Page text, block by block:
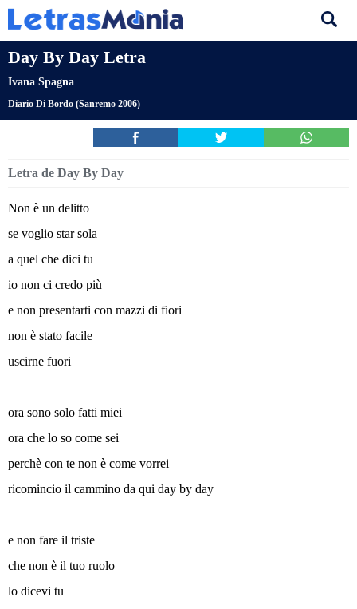
Day By Day Letra
Ivana Spagna
Diario Di Bordo (Sanremo 2006)
Letra de Day By Day
Non è un delitto
se voglio star sola
a quel che dici tu
io non ci credo più
e non presentarti con mazzi di fiori
non è stato facile
uscirne fuori
ora sono solo fatti miei
ora che lo so come sei
perchè con te non è come vorrei
ricomincio il cammino da qui day by day
e non fare il triste
che non è il tuo ruolo
lo dicevi tu